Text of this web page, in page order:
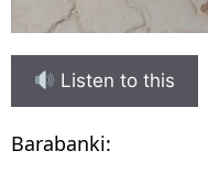
Listen to this
Barabanki: